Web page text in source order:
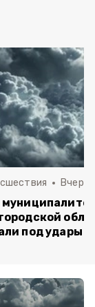
под удары